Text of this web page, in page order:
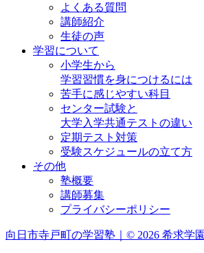
よくある質問
講師紹介
生徒の声
学習について
小学生から
学習習慣を身につけるには
苦手に感じやすい科目
センター試験と
大学入学共通テストの違い
定期テスト対策
受験スケジュールの立て方
その他
塾概要
講師募集
プライバシーポリシー
向日市寺戸町の学習塾｜© 2026 希求学園